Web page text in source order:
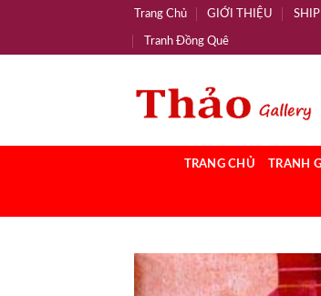
Trang Chủ GIỚI THIỆU
Tranh Đồng Quê
TRANG CHỦ TRANH